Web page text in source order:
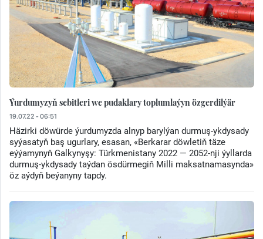
Ýurdumyzyň sebitleri we pudaklary toplumlaýyn özgerdilýär
19.07.22 - 06:51
Häzirki döwürde ýurdumyzda alnyp barylýan durmuş-ykdysady
syýasatyň baş ugurlary, esasan, «Berkarar döwletiň täze
eýýamynyň Galkynyşy: Türkmenistany 2022 — 2052-nji ýyllarda
durmuş-ykdysady taýdan ösdürmegiň Milli maksatnamasynda»
öz aýdyň beýanyny tapdy.